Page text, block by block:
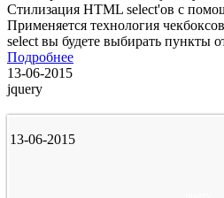
Стилизация HTML select'ов с
Применяется технология
select вы будете выбирать пункты
Подробнее
13-06-2015
jquery
13-06-2015